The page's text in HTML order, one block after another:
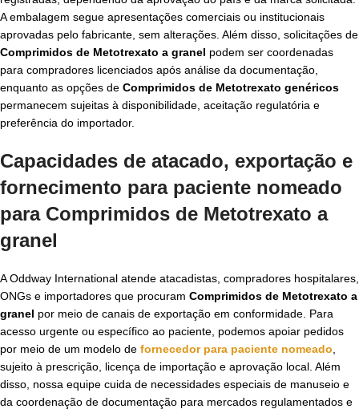
A embalagem segue apresentações comerciais ou institucionais
aprovadas pelo fabricante, sem alterações. Além disso, solicitações de
Comprimidos de Metotrexato a granel podem ser coordenadas
para compradores licenciados após análise da documentação,
enquanto as opções de Comprimidos de Metotrexato genéricos
permanecem sujeitas à disponibilidade, aceitação regulatória e
preferência do importador.
Capacidades de atacado, exportação e
fornecimento para paciente nomeado
para Comprimidos de Metotrexato a
granel
A Oddway International atende atacadistas, compradores hospitalares,
ONGs e importadores que procuram Comprimidos de Metotrexato a
granel por meio de canais de exportação em conformidade. Para
acesso urgente ou específico ao paciente, podemos apoiar pedidos
por meio de um modelo de fornecedor para paciente nomeado
sujeito à prescrição, licença de importação e aprovação local. Além
disso, nossa equipe cuida de necessidades especiais de manuseio e
da coordenação de documentação para mercados regulamentados e